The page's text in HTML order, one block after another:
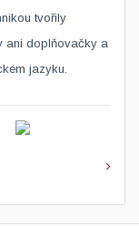
tvořily
ani doplňovačky a
jazyku.